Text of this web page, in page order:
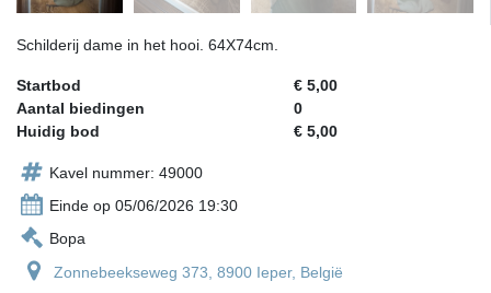
Schilderij dame in het hooi. 64X74cm.
Startbod
€ 5,00
Aantal biedingen
0
Huidig bod
€ 5,00
Kavel nummer: 49000
Einde op 05/06/2026 19:30
Bopa
Zonnebeekseweg 373, 8900 Ieper, België